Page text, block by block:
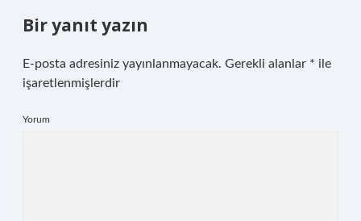
Bir yanıt yazın
E-posta adresiniz yayınlanmayacak. Gerekli alanlar * ile
işaretlenmişlerdir
Yorum